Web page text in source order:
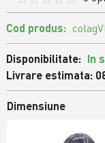
Cod produs:
Disponibilitate: In
Livrare estimata:
Dimensiune